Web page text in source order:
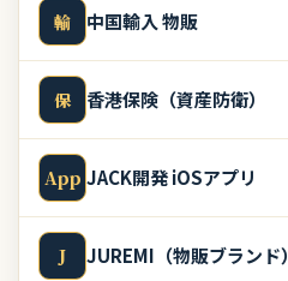
輸 中国輸入 物販
保 香港保険（資産防衛）
App JACK開発 iOSアプリ
J JUREMI（物販ブランド）